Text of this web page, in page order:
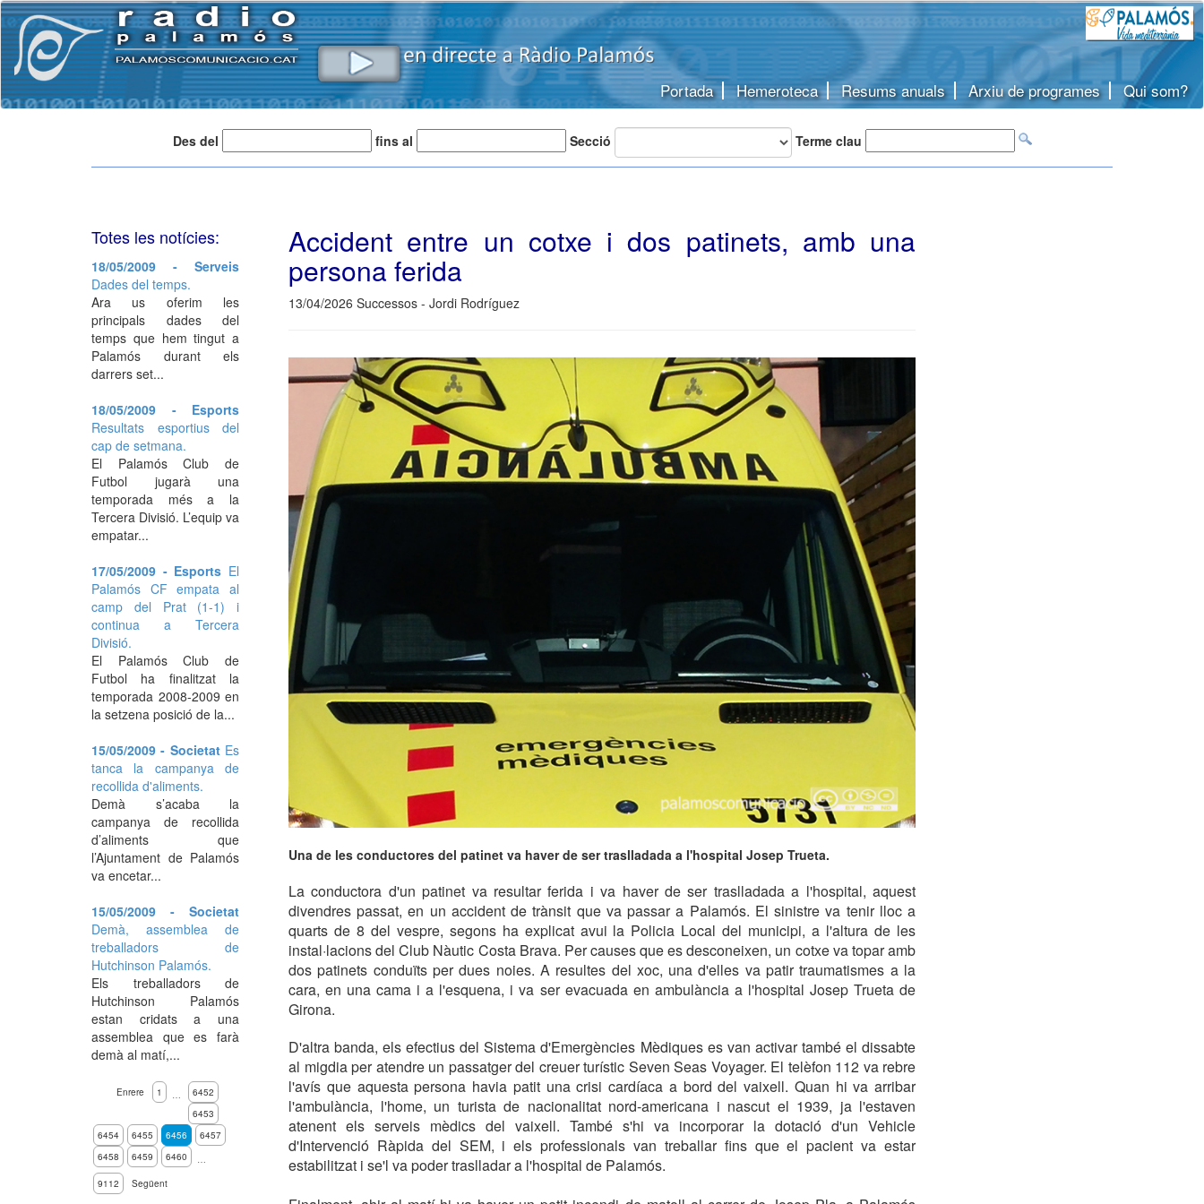
Portada Hemeroteca Resums anuals Arxiu de programes Qui som?
Des del fins al Secció Terme clau
Accident entre un cotxe i dos patinets, amb una
persona ferida
13/04/2026 Successos - Jordi Rodríguez
Una de les conductores del patinet va haver de ser traslladada a l'hospital Josep Trueta.
La conductora d'un patinet va resultar ferida i va haver de ser traslladada a l'hospital, aquest
divendres passat, en un accident de trànsit que va passar a Palamós. El sinistre va tenir lloc a
quarts de 8 del vespre, segons ha explicat avui la Policia Local del municipi, a l'altura de les
instal·lacions del Club Nàutic Costa Brava. Per causes que es desconeixen, un cotxe va topar amb
dos patinets conduïts per dues noies. A resultes del xoc, una d'elles va patir traumatismes a la
cara, en una cama i a l'esquena, i va ser evacuada en ambulància a l'hospital Josep Trueta de
Girona.
D'altra banda, els efectius del Sistema d'Emergències Mèdiques es van activar també el dissabte
al migdia per atendre un passatger del creuer turístic Seven Seas Voyager. El telèfon 112 va rebre
l'avís que aquesta persona havia patit una crisi cardíaca a bord del vaixell. Quan hi va arribar
l'ambulància, l'home, un turista de nacionalitat nord-americana i nascut el 1939, ja l'estaven
atenent els serveis mèdics del vaixell. També s'hi va incorporar la dotació d'un Vehicle
d'Intervenció Ràpida del SEM, i els professionals van treballar fins que el pacient va estar
estabilitzat i se'l va poder traslladar a l'hospital de Palamós.
Totes les notícies:
18/05/2009 - Serveis
Dades del temps.
Ara us oferim les
principals dades del
temps que hem tingut a
Palamós durant els
darrers set...
18/05/2009 - Esports
Resultats esportius del
cap de setmana.
El Palamós Club de
Futbol jugarà una
temporada més a la
Tercera Divisió. L’equip va
empatar...
17/05/2009 - Esports El
Palamós CF empata al
camp del Prat (1-1) i
continua a Tercera
Divisió.
El Palamós Club de
Futbol ha finalitzat la
temporada 2008-2009 en
la setzena posició de la...
15/05/2009 - Societat Es
tanca la campanya de
recollida d'aliments.
Demà s’acaba la
campanya de recollida
d’aliments que
l’Ajuntament de Palamós
va encetar...
15/05/2009 - Societat
Demà, assemblea de
treballadors de
Hutchinson Palamós.
Els treballadors de
Hutchinson Palamós
estan cridats a una
assemblea que es farà
demà al matí,...
Enrere 1 …
6452
6453
6454
6455 6456
6457
6458
6459 6460
…
9112
Següent